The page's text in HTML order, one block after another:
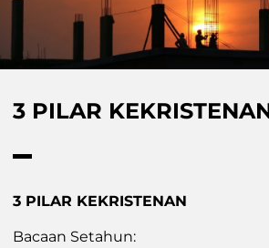
3 PILAR
3 PILAR KEKRISTENAN
Bacaan Setahun: